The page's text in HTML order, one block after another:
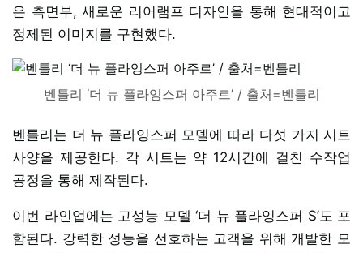
은 측면부, 새로운 리어램프 디자인을 통해 현대적이고
정제된 이미지를 구현했다.
벤틀리 ‘더 뉴 플라잉스퍼 아주르’ / 출처=벤틀리
벤틀리는 더 뉴 플라잉스퍼 모델에 따라 다섯 가지 시트
사양을 제공한다. 각 시트는 약 12시간에 걸친 수작업
공정을 통해 제작된다.
이번 라인업에는 고성능 모델 ‘더 뉴 플라잉스퍼 S’도 포
함된다. 강력한 성능을 선호하는 고객을 위해 개발한 모